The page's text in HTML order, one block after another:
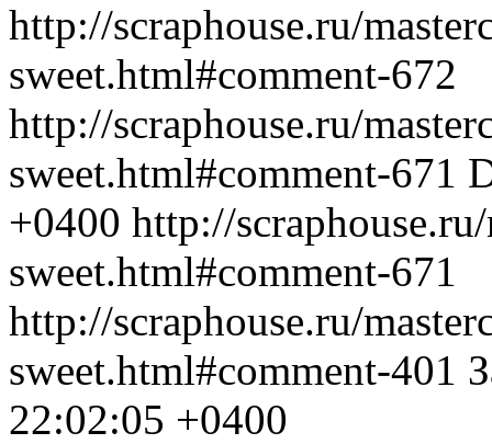
http://scraphouse.ru/
sweet.html#comment-672
http://scraphouse.ru/
sweet.html#comment-671
+0400 http://
sweet.html#comment-671
http://scraphouse.ru/
sweet.html#comment-401
22:02:05 +0400